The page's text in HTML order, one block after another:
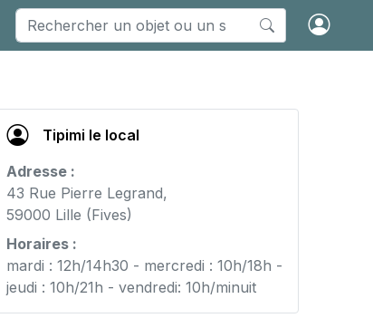
Tipimi le local
Adresse :
43 Rue Pierre Legrand,
59000 Lille (Fives)
Horaires :
mardi : 12h/14h30 - mercredi : 10h/18h -
jeudi : 10h/21h - vendredi: 10h/minuit